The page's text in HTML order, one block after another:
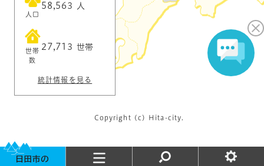
人口
58,563 人
世帯
数
27,713 世帯
統計情報を見る
Copyright (c) Hita-city.